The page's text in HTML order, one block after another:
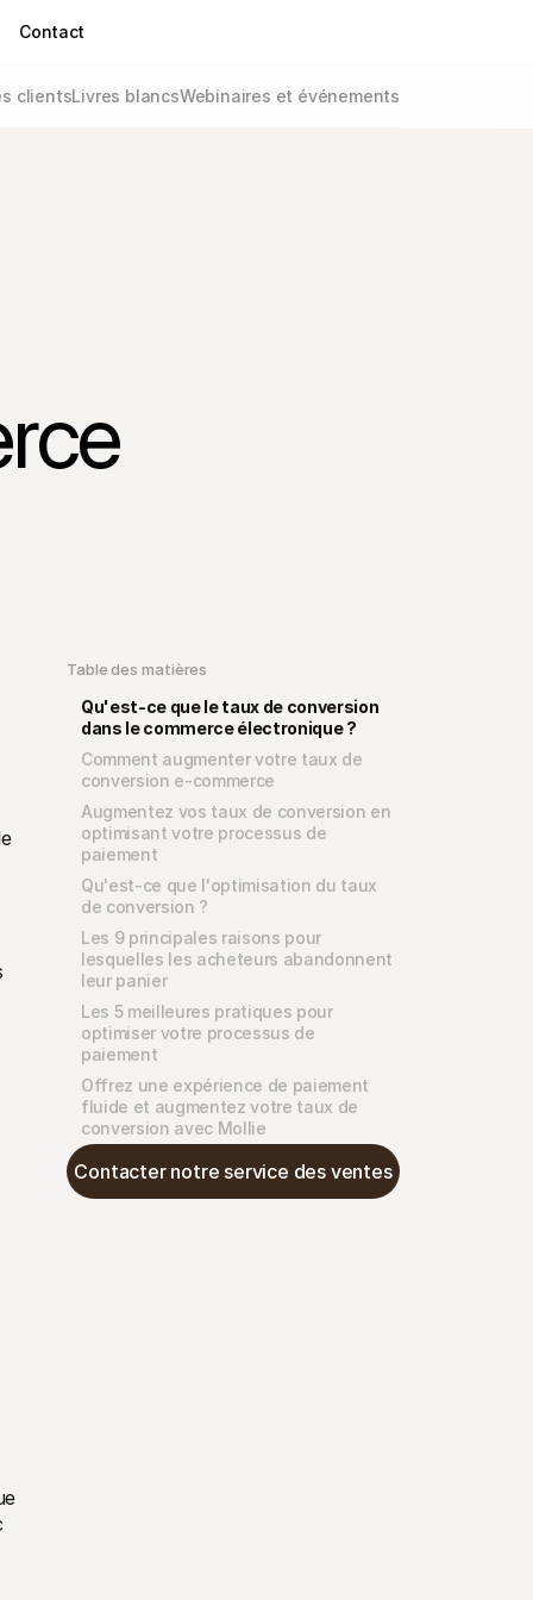
Contact
clientsLivres blancsWebinaires et événements
Table des matières
Qu'est-ce que le taux de conversion
dans le commerce électronique ?
Comment augmenter votre taux de
conversion e-commerce
Augmentez vos taux de conversion en
optimisant votre processus de
paiement
Qu'est-ce que l'optimisation du taux
de conversion ?
Les 9 principales raisons pour
lesquelles les acheteurs abandonnent
leur panier
Les 5 meilleures pratiques pour
optimiser votre processus de
paiement
Offrez une expérience de paiement
fluide et augmentez votre taux de
conversion avec Mollie
Contacter notre service des ventes